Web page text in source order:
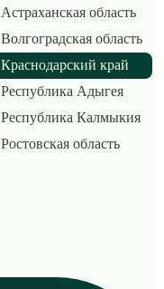
Астраханская область
Волгоградская область
Краснодарский край
Республика Адыгея
Республика Калмыкия
Ростовская область